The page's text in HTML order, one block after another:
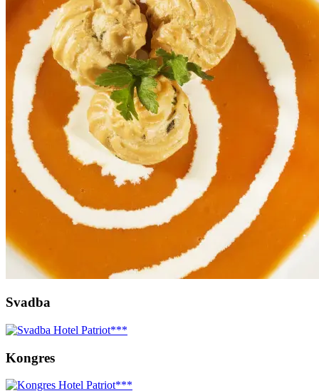
Svadba
Kongres